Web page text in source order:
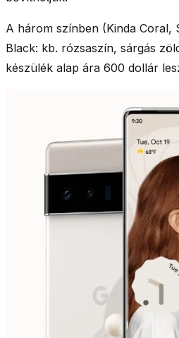
A három színben (Kinda Coral,
Black: kb. rózsaszín, sárgás
készülék alap ára 600 dollár